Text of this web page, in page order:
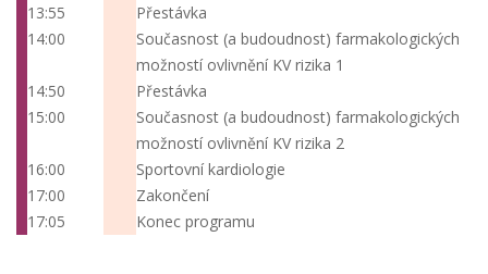
13:55
Přestávka
14:00
Současnost (a budoudnost) farmakologických
možností ovlivnění KV rizika 1
14:50
Přestávka
15:00
Současnost (a budoudnost) farmakologických
možností ovlivnění KV rizika 2
16:00
Sportovní kardiologie
17:00
Zakončení
17:05
Konec programu